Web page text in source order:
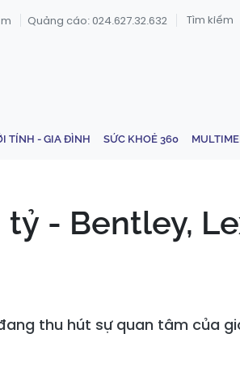
Quảng cáo: 024.627.32.632
TÍNH - GIA ĐÌNH SỨC KHOẺ 360
- Bentley,
thu hút sự quan tâm của